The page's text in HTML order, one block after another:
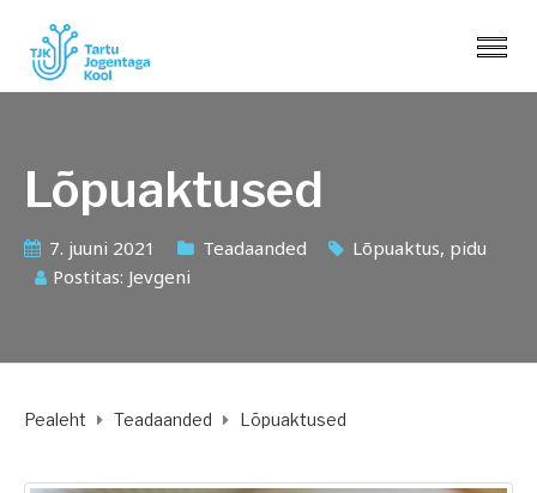
Lõpuaktused
7. juuni 2021 Teadaanded Lõpuaktus, pidu
Postitas: Jevgeni
Pealeht Teadaanded Lõpuaktused